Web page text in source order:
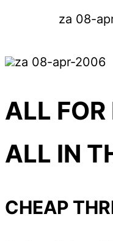
za 08-
za 08-apr-2006
ALL
ALL IN
CHEAP